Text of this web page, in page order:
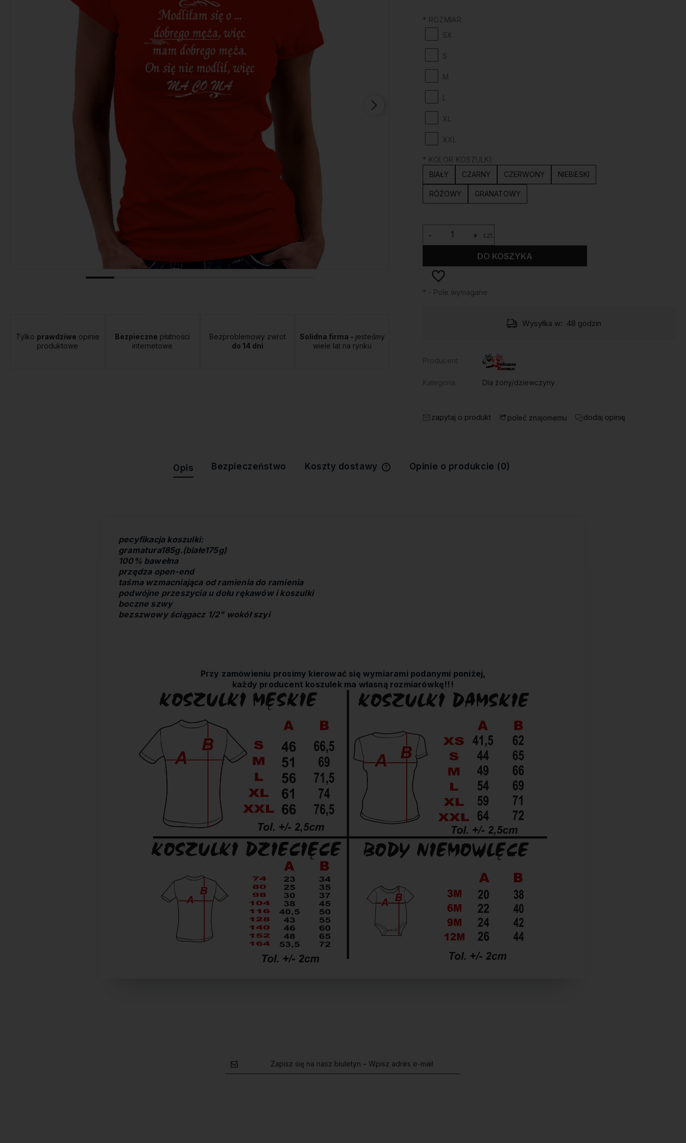
Tylko prawdziwe opinie
produktowe
Bezpieczne płatności
internetowe
Bezproblemowy zwrot
do 14 dni
Solidna firma - jesteśmy
wiele lat na rynku
* ROZMIAR:
SX
S
M
L
XL
XXL
* KOLOR KOSZULKI:
BIAŁY
CZARNY CZERWONY NIEBIESKI
RÓŻOWY GRANATOWY
+
- szt.
DO KOSZYKA
* - Pole wymagane
Wysyłka w: 48 godzin
Dla żony/dziewczyny
zapytaj o produkt poleć znajomemu dodaj opinię
Opis Bezpieczeństwo Koszty dostawy Opinie o produkcie (0)
pecyfikacja koszulki:
gramatura185g.(białe175g)
100% bawełna
przędza open-end
taśma wzmacniająca od ramienia do ramienia
podwójne przeszycia u dołu rękawów i koszulki
boczne szwy
bezszwowy ściągacz 1/2" wokół szyi
Przy zamówieniu prosimy kierować się wymiarami podanymi poniżej,
każdy producent koszulek ma własną rozmiarówkę!!!
Zapisz się na nasz biuletyn – Wpisz adres e-mail